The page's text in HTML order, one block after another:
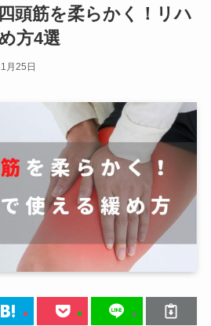
頭筋を柔らかく！リハ
方4選
月25日